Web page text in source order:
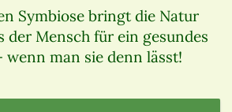
Symbiose bringt die Natur
der Mensch für ein gesundes
wenn man sie denn lässt!